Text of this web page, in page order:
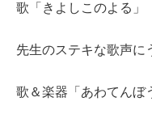
歌「きよしこのよる」
先生のステキな歌声に
歌＆楽器「あわてんぼ